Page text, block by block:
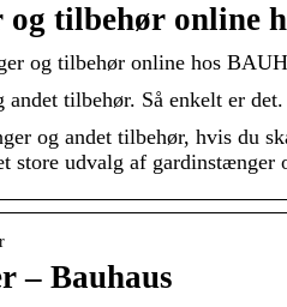
tilbehør online
og tilbehør online hos
tilbehør. Så enkelt er det.
og andet tilbehør, hvis du
store udvalg af
– Bauhaus